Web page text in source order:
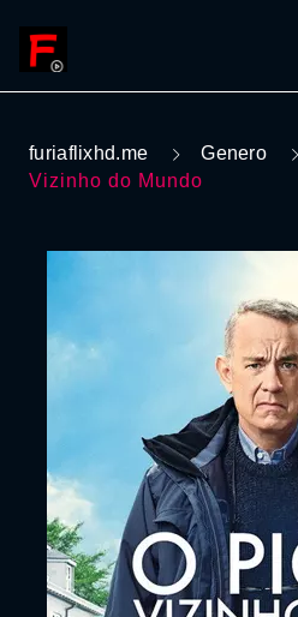
furiaflixhd.me Genero
Vizinho do Mundo